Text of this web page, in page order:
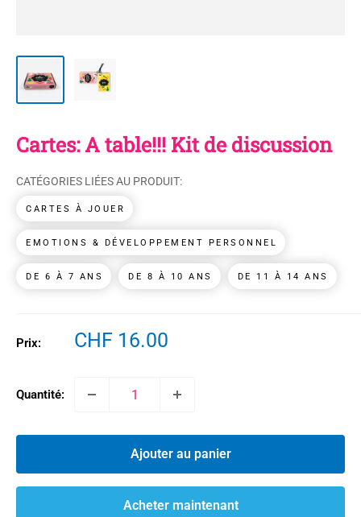
Cartes: A table!!! Kit de discussion
CATÉGORIES LIÉES AU PRODUIT:
CARTES À JOUER
EMOTIONS & DÉVELOPPEMENT PERSONNEL
DE 6 À 7 ANS DE 8 À 10 ANS DE 11 À 14 ANS
Prix:
Prix
CHF 16.00
Quantité:
Ajouter au panier
Acheter maintenant